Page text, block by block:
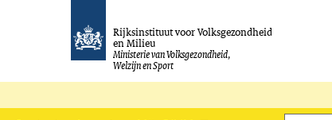
Rijksinstituut voor Volksgezondheid
en Milieu
Ministerie van Volksgezondheid,
Welzijn en Sport
Zoeken